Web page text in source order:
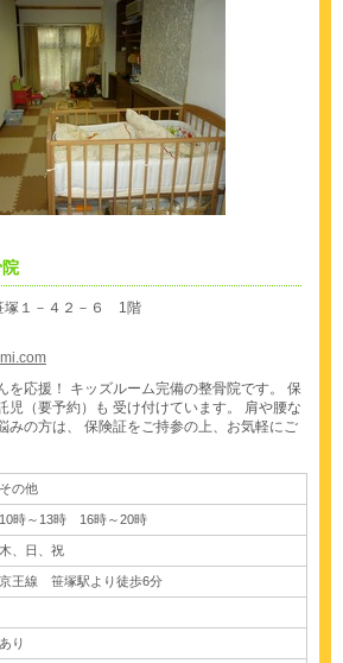
塚１－４２－６ 1階
を応援！
キッズルーム完備の整骨院です。
保
児（要予約）も 受け付けています。
肩や腰な
みの方は、
保険証をご持参の上、お気軽にご
その他
10時～13時 16時～20時
木、日、祝
京王線 笹塚駅より徒歩6分
あり